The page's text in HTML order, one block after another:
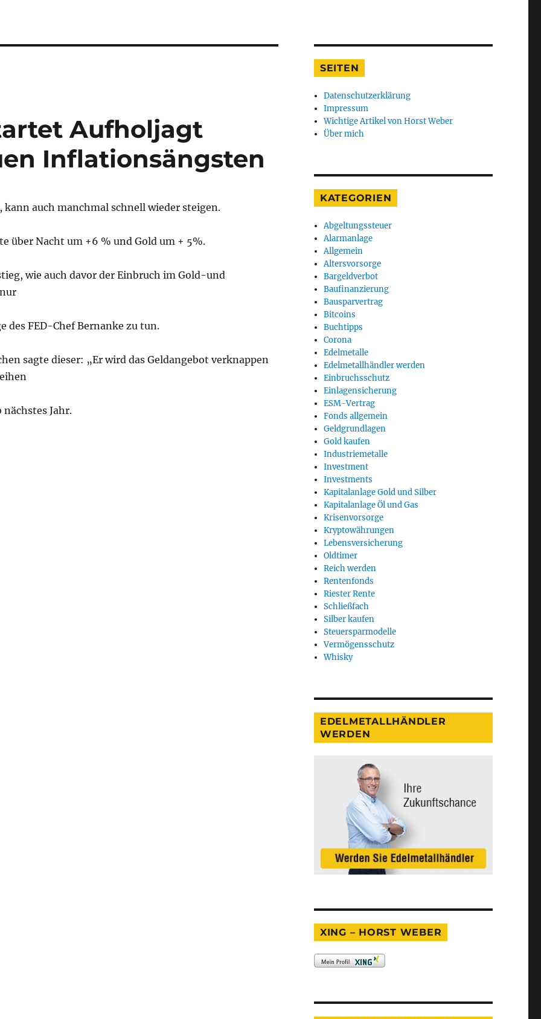
Aufholjagt
Inflationsängsten
kann auch manchmal schnell wieder steigen.
über Nacht um +6 % und Gold um + 5%.
wie auch davor der Einbruch im Gold-und
des FED-Chef Bernanke zu tun.
sagte dieser: „Er wird das Geldangebot verknappen
Jahr.
startet Aufholjagt aufgrund von neuen Inflationsängsten“
SEITEN
Datenschutzerklärung
Impressum
Wichtige Artikel von Horst Weber
Über mich
KATEGORIEN
Abgeltungssteuer
Alarmanlage
Allgemein
Altersvorsorge
Bargeldverbot
Baufinanzierung
Bausparvertrag
Bitcoins
Buchtipps
Corona
Edelmetalle
Edelmetallhändler werden
Einbruchsschutz
Einlagensicherung
ESM-Vertrag
Fonds allgemein
Geldgrundlagen
Gold kaufen
Industriemetalle
Investment
Investments
Kapitalanlage Gold und Silber
Kapitalanlage Öl und Gas
Krisenvorsorge
Kryptowährungen
Lebensversicherung
Oldtimer
Reich werden
Rentenfonds
Riester Rente
Schließfach
Silber kaufen
Steuersparmodelle
Vermögensschutz
Whisky
EDELMETALLHÄNDLER
WERDEN
XING – HORST WEBER